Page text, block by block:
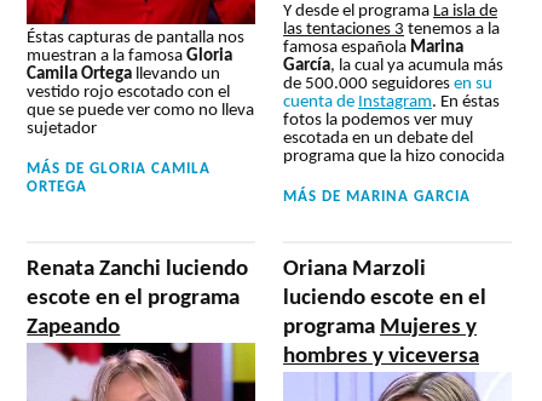
Éstas capturas de pantalla nos
muestran a la famosaGloria
Camila Ortega llevando un
vestido rojo escotado con el
que se puede ver como no lleva
sujetador
MÁS DEGLORIA CAMILA
ORTEGA
Y desde el programa La isla de
las tentaciones 3 tenemos a la
famosa española Marina
García, la cual ya acumula más
de 500.000 seguidoresen su
cuenta de Instagram. En éstas
fotos la podemos ver muy
escotada en un debate del
programa que la hizo conocida
MÁS DE MARINA GARCIA
Renata Zanchi luciendo
escote en el programa
Zapeando
Oriana Marzoli
luciendo escote en el
programa Mujeres y
hombres y viceversa